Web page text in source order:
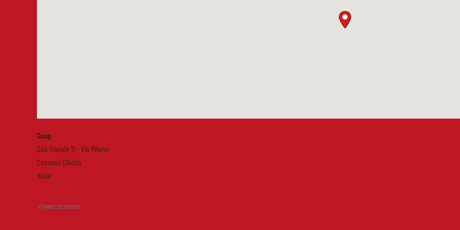
Coop
Sda Statale 11 - Via Milano
Cassano D'Adda
Italia
PRECEDENTE